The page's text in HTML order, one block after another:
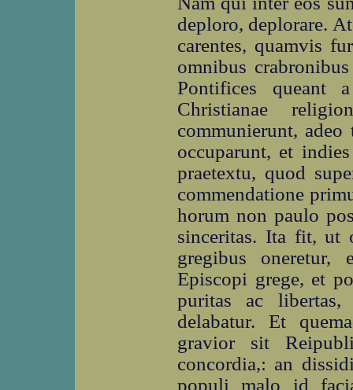
deploro, deplorare.
carentes, quamvis
omnibus
Pontifices queant
Christianae
communierunt,
occuparunt, et
praetextu, quod
commendatione
horum non paulo
sinceritas. Ita fit, ut
gregibus oneretur,
Episcopi grege, et
puritas ac libertas,
delabatur. Et
gravior sit
concordia,: an
populi malo id